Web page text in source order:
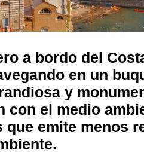
a bordo del
en un
y
con el medio
que emite menos